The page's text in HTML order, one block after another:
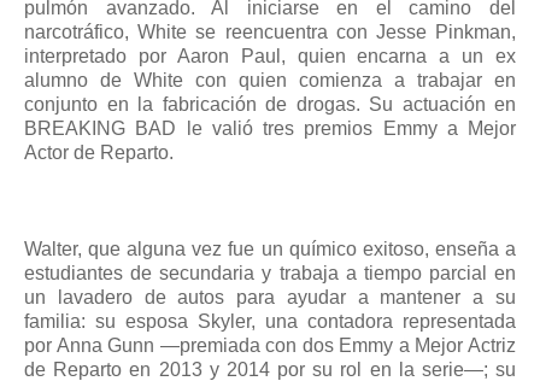
pulmón avanzado. Al iniciarse en el camino del
narcotráfico, White se reencuentra con Jesse Pinkman,
interpretado por Aaron Paul, quien encarna a un ex
alumno de White con quien comienza a trabajar en
conjunto en la fabricación de drogas. Su actuación en
BREAKING BAD le valió tres premios Emmy a Mejor
Actor de Reparto.
Walter, que alguna vez fue un químico exitoso, enseña a
estudiantes de secundaria y trabaja a tiempo parcial en
un lavadero de autos para ayudar a mantener a su
familia: su esposa Skyler, una contadora representada
por Anna Gunn —premiada con dos Emmy a Mejor Actriz
de Reparto en 2013 y 2014 por su rol en la serie—; su